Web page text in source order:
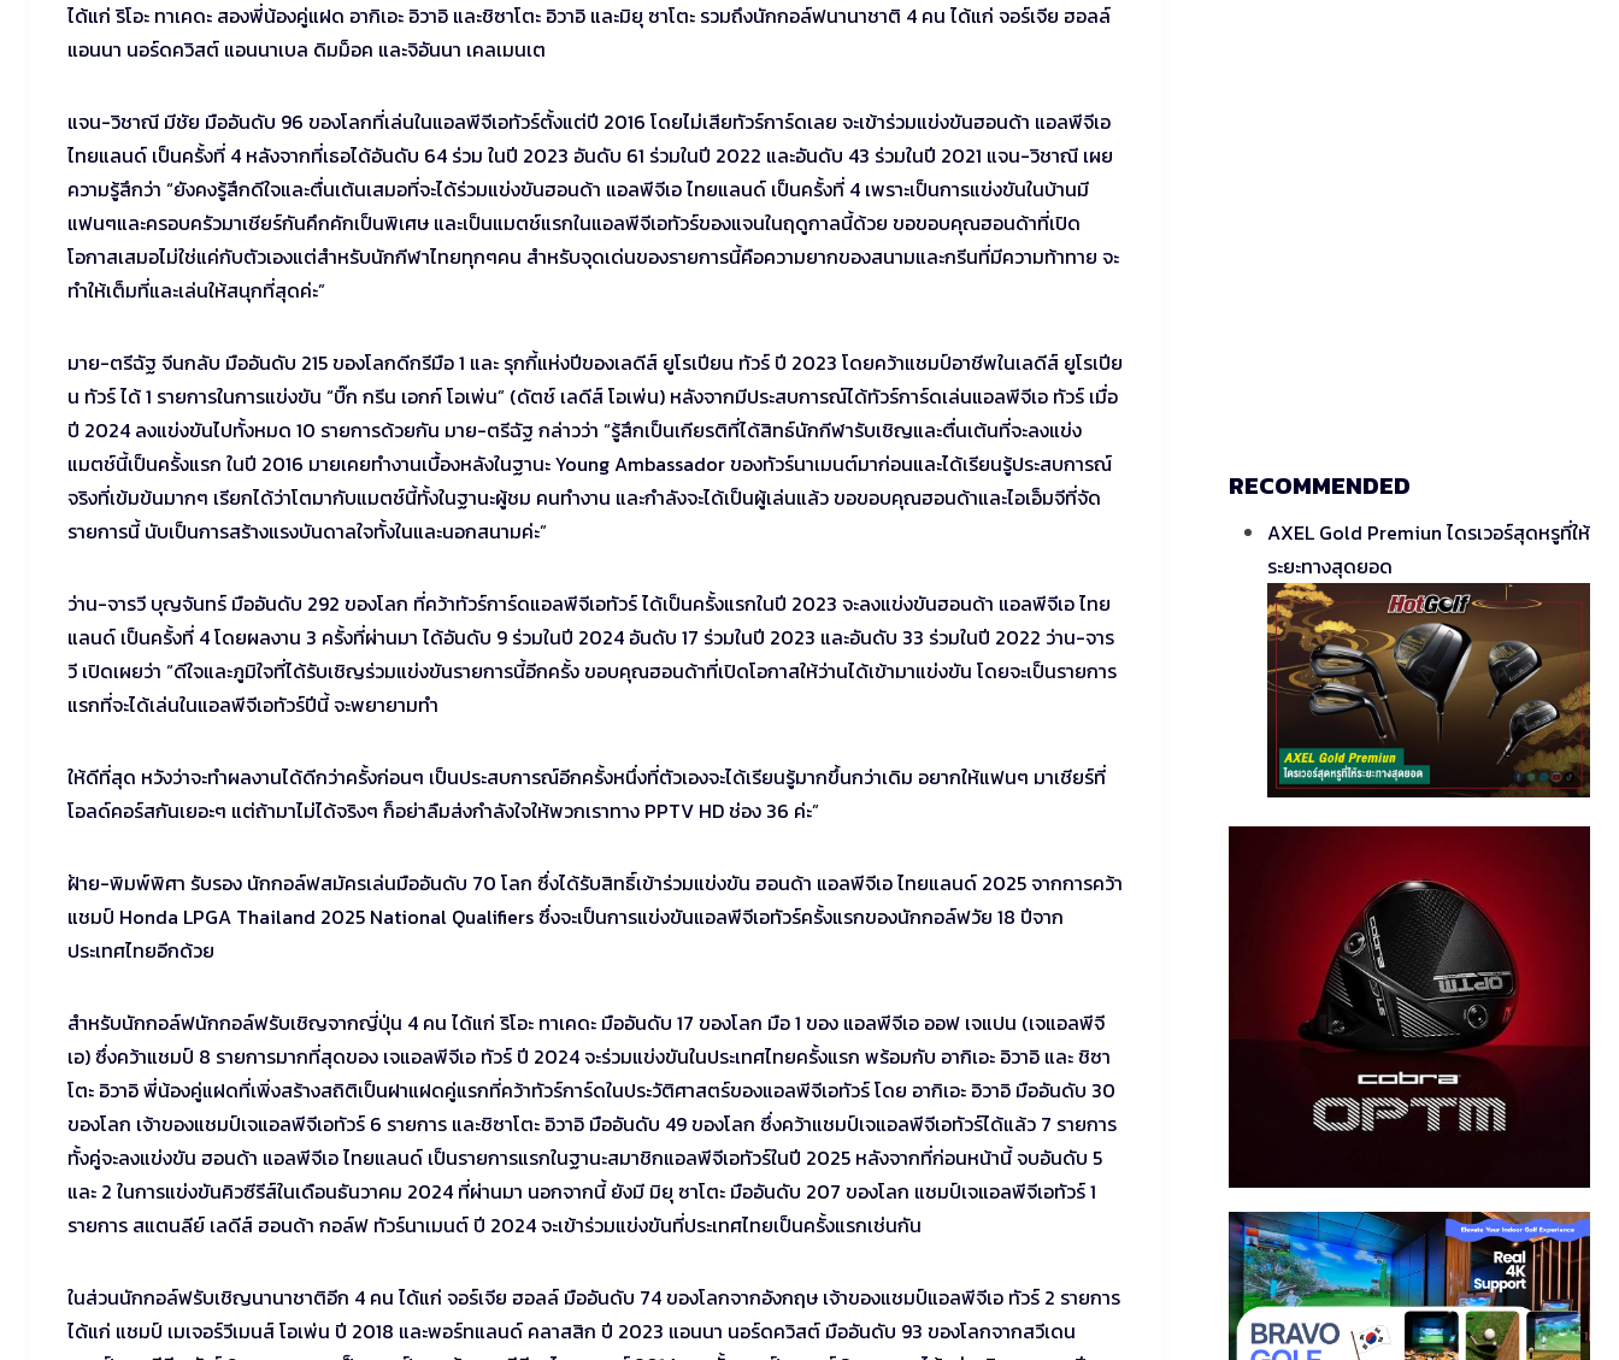
ได้แก่ ริโอะ ทาเคดะ สองพี่น้องคู่แฝด อากิเอะ อิวาอิ และชิซาโตะ อิวาอิ และมิยุ ซาโตะ รวมถึงนักกอล์ฟนานาชาติ 4 คน ได้แก่ จอร์เจีย ฮอลล์
แอนนา นอร์ดควิสต์ แอนนาเบล ดิมม็อค และจิอันนา เคลเมนเต
แจน-วิชาณี มีชัย มืออันดับ 96 ของโลกที่เล่นในแอลพีจีเอทัวร์ตั้งแต่ปี 2016 โดยไม่เสียทัวร์การ์ดเลย จะเข้าร่วมแข่งขันฮอนด้า แอลพีจีเอ
ไทยแลนด์ เป็นครั้งที่ 4 หลังจากที่เธอได้อันดับ 64 ร่วม ในปี 2023 อันดับ 61 ร่วมในปี 2022 และอันดับ 43 ร่วมในปี 2021 แจน-วิชาณี เผย
ความรู้สึกว่า “ยังคงรู้สึกดีใจและตื่นเต้นเสมอที่จะได้ร่วมแข่งขันฮอนด้า แอลพีจีเอ ไทยแลนด์ เป็นครั้งที่ 4 เพราะเป็นการแข่งขันในบ้านมี
แฟนๆและครอบครัวมาเชียร์กันคึกคักเป็นพิเศษ และเป็นแมตช์แรกในแอลพีจีเอทัวร์ของแจนในฤดูกาลนี้ด้วย ขอขอบคุณฮอนด้าที่เปิด
โอกาสเสมอไม่ใช่แค่กับตัวเองแต่สำหรับนักกีฬาไทยทุกๆคน สำหรับจุดเด่นของรายการนี้คือความยากของสนามและกรีนที่มีความท้าทาย จะ
ทำให้เต็มที่และเล่นให้สนุกที่สุดค่ะ”
มาย-ตรีฉัฐ จีนกลับ มืออันดับ 215 ของโลกดีกรีมือ 1 และ รุกกี้แห่งปีของเลดีส์ ยูโรเปียน ทัวร์ ปี 2023 โดยคว้าแชมป์อาชีพในเลดีส์ ยูโรเปีย
น ทัวร์ ได้ 1 รายการในการแข่งขัน “บิ๊ก กรีน เอกก์ โอเพ่น” (ดัตช์ เลดีส์ โอเพ่น) หลังจากมีประสบการณ์ได้ทัวร์การ์ดเล่นแอลพีจีเอ ทัวร์ เมื่อ
ปี 2024 ลงแข่งขันไปทั้งหมด 10 รายการด้วยกัน มาย-ตรีฉัฐ กล่าวว่า “รู้สึกเป็นเกียรติที่ได้สิทธ์นักกีฬารับเชิญและตื่นเต้นที่จะลงแข่ง
แมตช์นี้เป็นครั้งแรก ในปี 2016 มายเคยทำงานเบื้องหลังในฐานะ Young Ambassador ของทัวร์นาเมนต์มาก่อนและได้เรียนรู้ประสบการณ์
จริงที่เข้มข้นมากๆ เรียกได้ว่าโตมากับแมตช์นี้ทั้งในฐานะผู้ชม คนทำงาน และกำลังจะได้เป็นผู้เล่นแล้ว ขอขอบคุณฮอนด้าและไอเอ็มจีที่จัด
รายการนี้ นับเป็นการสร้างแรงบันดาลใจทั้งในและนอกสนามค่ะ”
ว่าน-จารวี บุญจันทร์ มืออันดับ 292 ของโลก ที่คว้าทัวร์การ์ดแอลพีจีเอทัวร์ ได้เป็นครั้งแรกในปี 2023 จะลงแข่งขันฮอนด้า แอลพีจีเอ ไทย
แลนด์ เป็นครั้งที่ 4 โดยผลงาน 3 ครั้งที่ผ่านมา ได้อันดับ 9 ร่วมในปี 2024 อันดับ 17 ร่วมในปี 2023 และอันดับ 33 ร่วมในปี 2022 ว่าน-จาร
วี เปิดเผยว่า “ดีใจและภูมิใจที่ได้รับเชิญร่วมแข่งขันรายการนี้อีกครั้ง ขอบคุณฮอนด้าที่เปิดโอกาสให้ว่านได้เข้ามาแข่งขัน โดยจะเป็นรายการ
แรกที่จะได้เล่นในแอลพีจีเอทัวร์ปีนี้ จะพยายามทำ
ให้ดีที่สุด หวังว่าจะทำผลงานได้ดีกว่าครั้งก่อนๆ เป็นประสบการณ์อีกครั้งหนึ่งที่ตัวเองจะได้เรียนรู้มากขึ้นกว่าเดิม อยากให้แฟนๆ มาเชียร์ที่
โอลด์คอร์สกันเยอะๆ แต่ถ้ามาไม่ได้จริงๆ ก็อย่าลืมส่งกำลังใจให้พวกเราทาง PPTV HD ช่อง 36 ค่ะ”
ฝ้าย-พิมพ์พิศา รับรอง นักกอล์ฟสมัครเล่นมืออันดับ 70 โลก ซึ่งได้รับสิทธิ์เข้าร่วมแข่งขัน ฮอนด้า แอลพีจีเอ ไทยแลนด์ 2025 จากการคว้า
แชมป์ Honda LPGA Thailand 2025 National Qualifiers ซึ่งจะเป็นการแข่งขันแอลพีจีเอทัวร์ครั้งแรกของนักกอล์ฟวัย 18 ปีจาก
ประเทศไทยอีกด้วย
สำหรับนักกอล์ฟนักกอล์ฟรับเชิญจากญี่ปุ่น 4 คน ได้แก่ ริโอะ ทาเคดะ มืออันดับ 17 ของโลก มือ 1 ของ แอลพีจีเอ ออฟ เจแปน (เจแอลพีจี
เอ) ซึ่งคว้าแชมป์ 8 รายการมากที่สุดของ เจแอลพีจีเอ ทัวร์ ปี 2024 จะร่วมแข่งขันในประเทศไทยครั้งแรก พร้อมกับ อากิเอะ อิวาอิ และ ชิซา
โตะ อิวาอิ พี่น้องคู่แฝดที่เพิ่งสร้างสถิติเป็นฝาแฝดคู่แรกที่คว้าทัวร์การ์ดในประวัติศาสตร์ของแอลพีจีเอทัวร์ โดย อากิเอะ อิวาอิ มืออันดับ 30
ของโลก เจ้าของแชมป์เจแอลพีจีเอทัวร์ 6 รายการ และชิซาโตะ อิวาอิ มืออันดับ 49 ของโลก ซึ่งคว้าแชมป์เจแอลพีจีเอทัวร์ได้แล้ว 7 รายการ
ทั้งคู่จะลงแข่งขัน ฮอนด้า แอลพีจีเอ ไทยแลนด์ เป็นรายการแรกในฐานะสมาชิกแอลพีจีเอทัวร์ในปี 2025 หลังจากที่ก่อนหน้านี้ จบอันดับ 5
และ 2 ในการแข่งขันคิวซีรีส์ในเดือนธันวาคม 2024 ที่ผ่านมา นอกจากนี้ ยังมี มิยุ ซาโตะ มืออันดับ 207 ของโลก แชมป์เจแอลพีจีเอทัวร์ 1
รายการ สแตนลีย์ เลดีส์ ฮอนด้า กอล์ฟ ทัวร์นาเมนต์ ปี 2024 จะเข้าร่วมแข่งขันที่ประเทศไทยเป็นครั้งแรกเช่นกัน
ในส่วนนักกอล์ฟรับเชิญนานาชาติอีก 4 คน ได้แก่ จอร์เจีย ฮอลล์ มืออันดับ 74 ของโลกจากอังกฤษ เจ้าของแชมป์แอลพีจีเอ ทัวร์ 2 รายการ
ได้แก่ แชมป์ เมเจอร์วีเมนส์ โอเพ่น ปี 2018 และพอร์ทแลนด์ คลาสสิก ปี 2023 แอนนา นอร์ดควิสต์ มืออันดับ 93 ของโลกจากสวีเดน
RECOMMENDED
AXEL Gold Premiun ไดรเวอร์สุดหรูที่ให้
ระยะทางสุดยอด